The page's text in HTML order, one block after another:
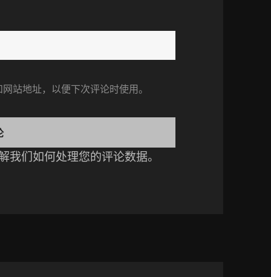
站地址，以便下次评论时使用。
我们如何处理您的评论数据。